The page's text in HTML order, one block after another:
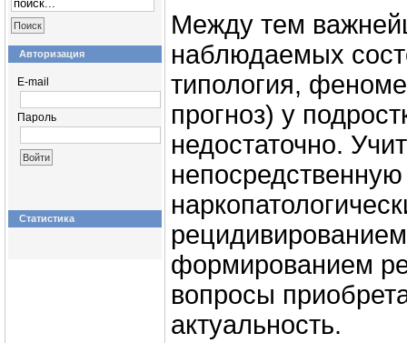
Авторизация
E-mail
Пароль
Статистика
Между тем
наблюдаемых
типология,
прогноз) у
недостаточно.
формированием
вопросы
актуальность.